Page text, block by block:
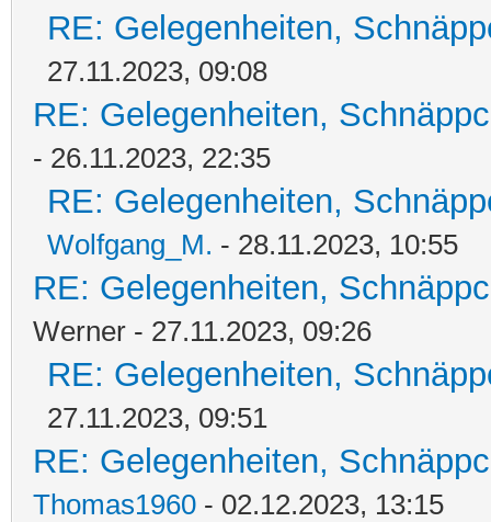
RE: Gelegenheiten,
27.11.2023, 09:08
RE: Gelegenheiten,
- 26.11.2023, 22:35
RE: Gelegenheiten,
Wolfgang_M. - 28.11.2023, 10:55
RE: Gelegenheiten,
Werner - 27.11.2023, 09:26
RE: Gelegenheiten,
27.11.2023, 09:51
RE: Gelegenheiten,
Thomas1960 - 02.12.2023, 13:15